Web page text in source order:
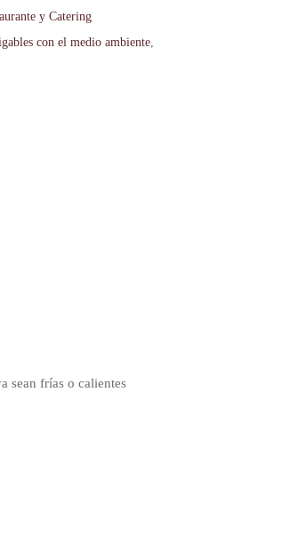
y Catering
con el medio ambiente,
sean frías o calientes